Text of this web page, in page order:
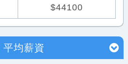
$44100
平均薪資